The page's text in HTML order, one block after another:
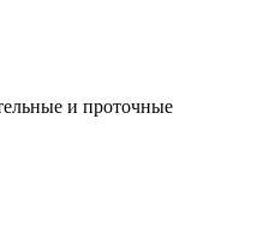
и проточные